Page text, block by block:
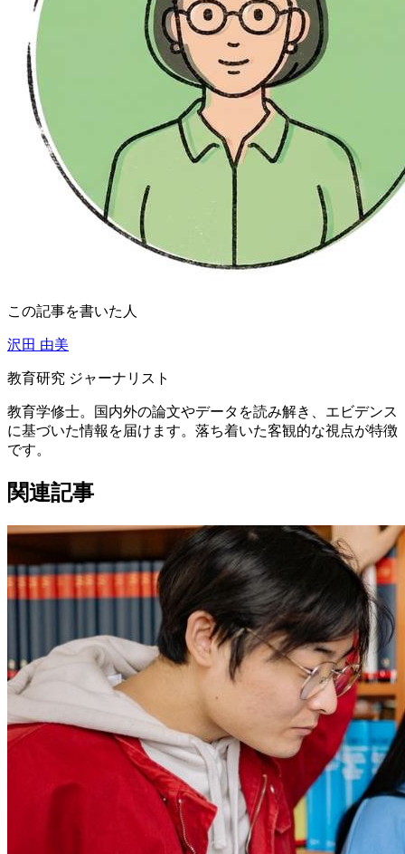
この記事を書いた人
沢田 由美
教育研究 ジャーナリスト
教育学修士。国内外の論文やデータを読み解き、エビデンス
に基づいた情報を届けます。落ち着いた客観的な視点が特徴
です。
関連記事